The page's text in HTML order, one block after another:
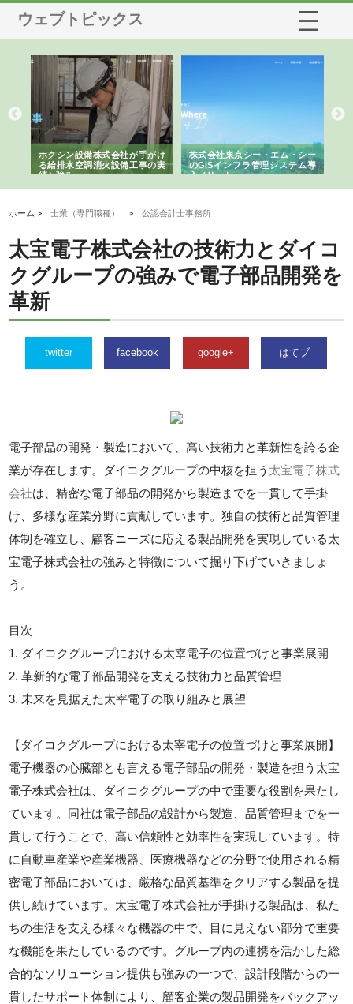
ウェブトピックス
ホクシン設備株式会社が手がけ
る給排水空調消火設備工事の実
績と強み
株式会社東京シー・エム・シー
のGISインフラ管理システム導
入メリット
ホーム >士業（専門職種） >公認会計士事務所
太宝電子株式会社の技術力とダイコ
クグループの強みで電子部品開発を
革新
twitter facebook google+ はてブ
電子部品の開発・製造において、高い技術力と革新性を誇る企
業が存在します。ダイコクグループの中核を担う 太宝電子株式
会社は、精密な電子部品の開発から製造までを一貫して手掛
け、多様な産業分野に貢献しています。独自の技術と品質管理
体制を確立し、顧客ニーズに応える製品開発を実現している太
宝電子株式会社の強みと特徴について掘り下げていきましょ
う。
目次
1. ダイコクグループにおける太宰電子の位置づけと事業展開
2. 革新的な電子部品開発を支える技術力と品質管理
3. 未来を見据えた太宰電子の取り組みと展望
【ダイコクグループにおける太宰電子の位置づけと事業展開】
電子機器の心臓部とも言える電子部品の開発・製造を担う太宝
電子株式会社は、ダイコクグループの中で重要な役割を果たし
ています。同社は電子部品の設計から製造、品質管理までを一
貫して行うことで、高い信頼性と効率性を実現しています。特
に自動車産業や産業機器、医療機器などの分野で使用される精
密電子部品においては、厳格な品質基準をクリアする製品を提
供し続けています。太宝電子株式会社が手掛ける製品は、私た
ちの生活を支える様々な機器の中で、目に見えない部分で重要
な機能を果たしているのです。グループ内の連携を活かした総
合的なソリューション提供も強みの一つで、設計段階からの一
貫したサポート体制により、顧客企業の製品開発をバックアッ